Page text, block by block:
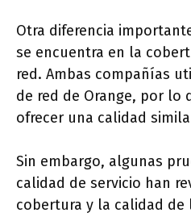
Otra diferencia
se encuentra en la
red. Ambas compañías
de red de Orange, por lo
ofrecer una calidad
Sin embargo, algunas
calidad de servicio han
cobertura y la calidad de